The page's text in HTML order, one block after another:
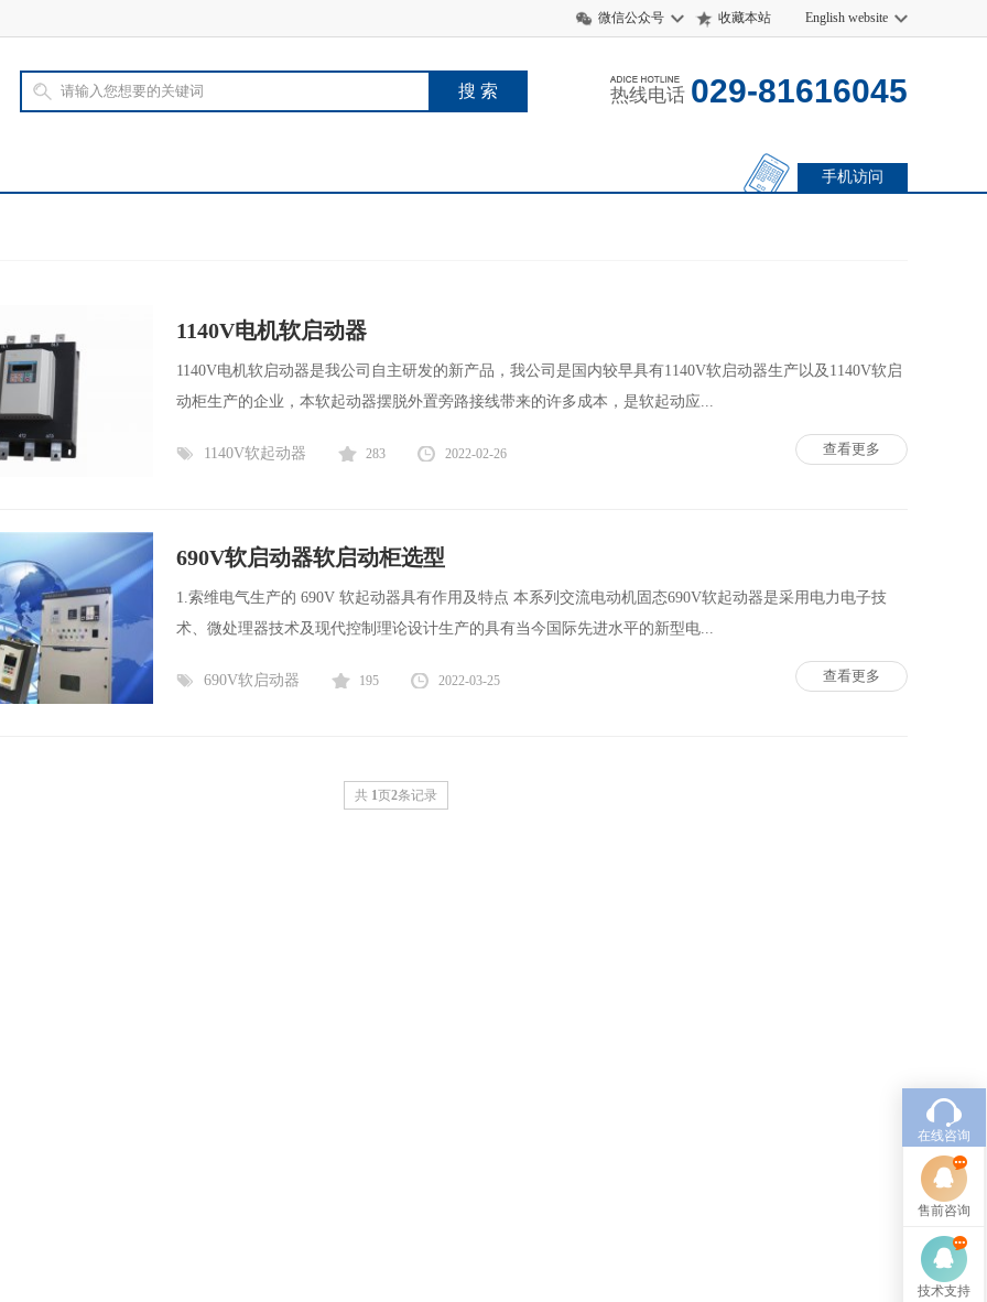
微信公众号 收藏本站 English website
热线电话 029-81616045
手机访问
1140V电机软启动器
1140V电机软启动器是我公司自主研发的新产品，我公司是国内较早具有1140V软启动器生产以及1140V软启
动柜生产的企业，本软起动器摆脱外置旁路接线带来的许多成本，是软起动应...
查看更多
1140V软起动器 283 2022-02-26
690V软启动器软启动柜选型
1.索维电气生产的 690V 软起动器具有作用及特点 本系列交流电动机固态690V软起动器是采用电力电子技
术、微处理器技术及现代控制理论设计生产的具有当今国际先进水平的新型电...
查看更多
690V软启动器 195 2022-03-25
共 1页2条记录
在线咨询
售前咨询
技术支持